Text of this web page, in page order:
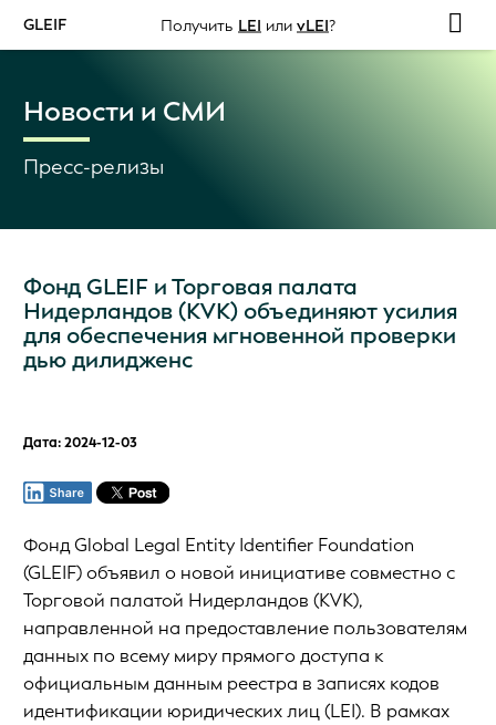
GLEIF Получить LEI или vLEI?
Новости и СМИ
Пресс-релизы
Фонд GLEIF и Торговая палата
Нидерландов (KVK) объединяют усилия
для обеспечения мгновенной проверки
дью дилидженс
Дата: 2024-12-03
Фонд Global Legal Entity Identifier Foundation
(GLEIF) объявил о новой инициативе совместно с
Торговой палатой Нидерландов (KVK),
направленной на предоставление пользователям
данных по всему миру прямого доступа к
официальным данным реестра в записях кодов
идентификации юридических лиц (LEI). В рамках